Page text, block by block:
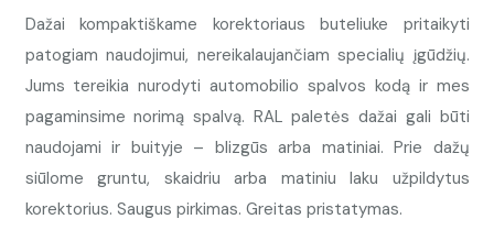
Dažai kompaktiškame korektoriaus buteliuke pritaikyti
patogiam naudojimui, nereikalaujančiam specialių įgūdžių.
Jums tereikia nurodyti automobilio spalvos kodą ir mes
pagaminsime norimą spalvą. RAL paletės dažai gali būti
naudojami ir buityje – blizgūs arba matiniai. Prie dažų
siūlome gruntu, skaidriu arba matiniu laku užpildytus
korektorius. Saugus pirkimas. Greitas pristatymas.